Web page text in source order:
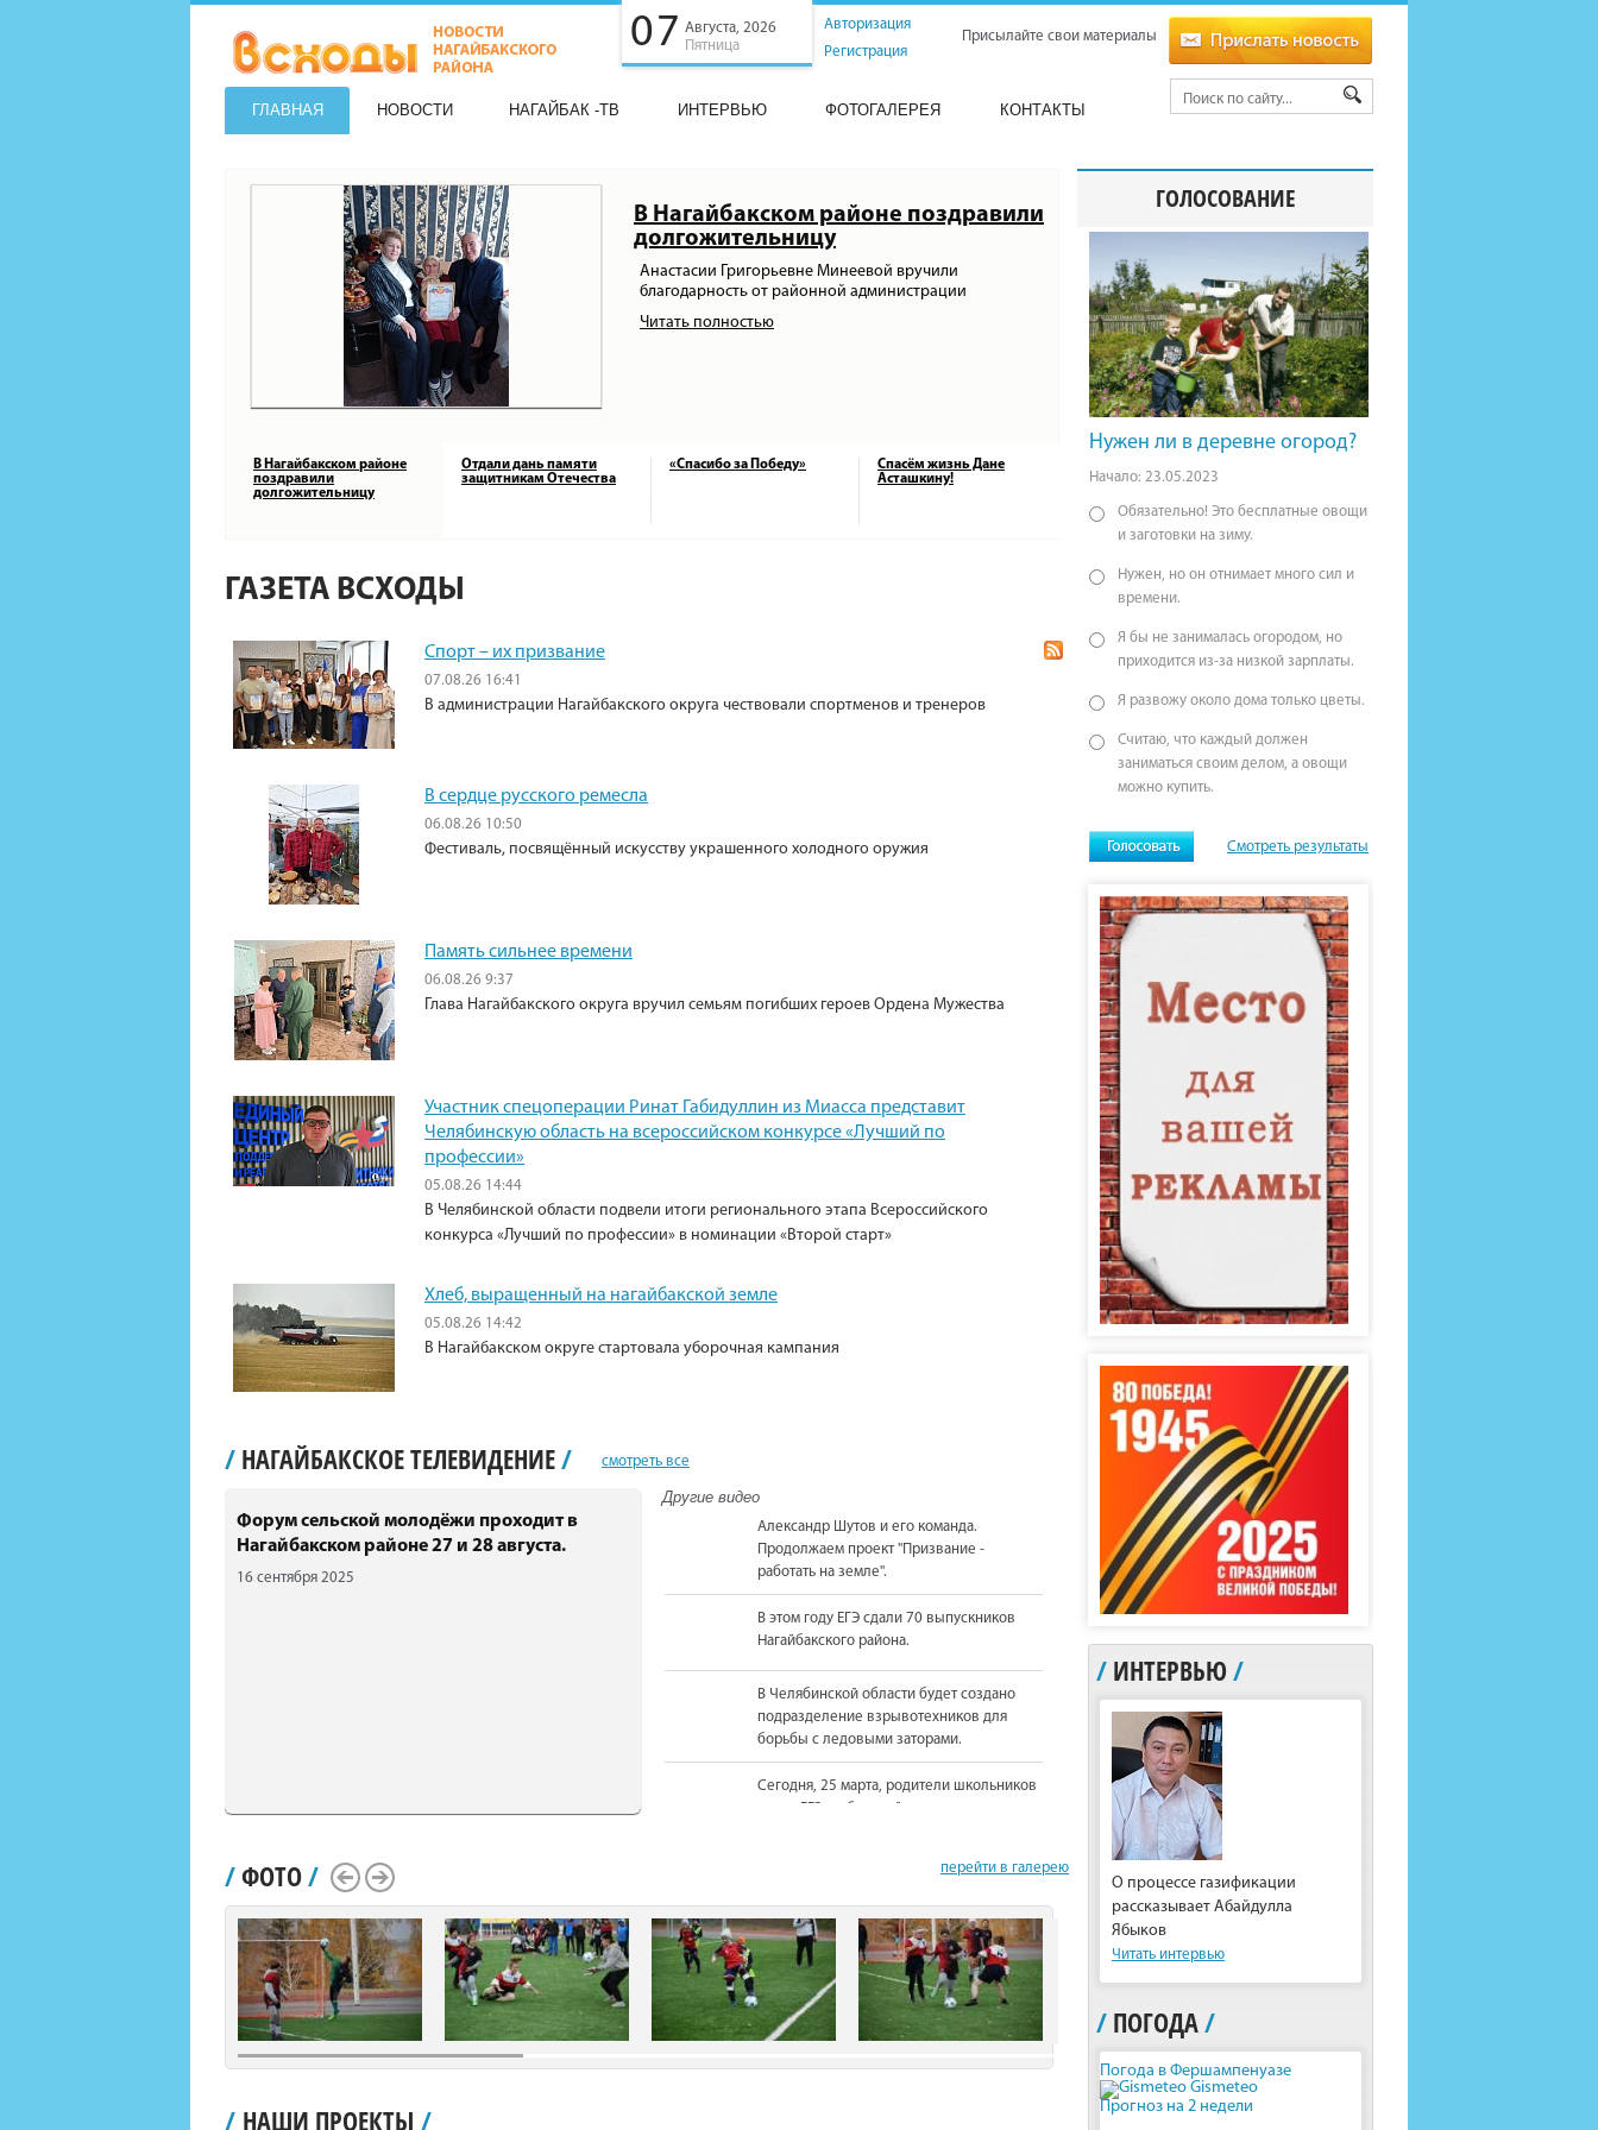
07 Августа, 2026
Пятница
Авторизация
Регистрация
Присылайте свои материалы
ГЛАВНАЯ НОВОСТИ НАГАЙБАК -ТВ ИНТЕРВЬЮ ФОТОГАЛЕРЕЯ КОНТАКТЫ
В Нагайбакском районе поздравили
долгожительницу
Анастасии Григорьевне Минеевой вручили
благодарность от районной администрации
Читать полностью
В Нагайбакском районе
поздравили
долгожительницу
Отдали дань памяти
защитникам Отечества
«Спасибо за Победу»
Спасём жизнь Дане
Асташкину!
ГАЗЕТА ВСХОДЫ
Спорт – их призвание
07.08.26 16:41
В администрации Нагайбакского округа чествовали спортменов и тренеров
В сердце русского ремесла
06.08.26 10:50
Фестиваль, посвящённый искусству украшенного холодного оружия
Память сильнее времени
06.08.26 9:37
Глава Нагайбакского округа вручил семьям погибших героев Ордена Мужества
Участник спецоперации Ринат Габидуллин из Миасса представит
Челябинскую область на всероссийском конкурсе «Лучший по
профессии»
05.08.26 14:44
В Челябинской области подвели итоги регионального этапа Всероссийского
конкурса «Лучший по профессии» в номинации «Второй старт»
Хлеб, выращенный на нагайбакской земле
05.08.26 14:42
В Нагайбакском округе стартовала уборочная кампания
/ НАГАЙБАКСКОЕ ТЕЛЕВИДЕНИЕ/ смотреть все
Форум сельской молодёжи проходит в
Нагайбакском районе 27 и 28 августа.
16 сентября 2025
Другие видео
Александр Шутов и его команда.
Продолжаем проект "Призвание -
работать на земле".
В этом году ЕГЭ сдали 70 выпускников
Нагайбакского района.
В Челябинской области будет создано
подразделение взрывотехников для
борьбы с ледовыми заторами.
Сегодня, 25 марта, родители школьников
сдали ЕГЭ по базовой математике.
На должность Уполномоченного по
вновь назначена Юлия Сударенко
Юные читатели приняли участие в
чемпионате по чтению вслух.
В Нагайбакском районе установлен
/ФОТО/ перейти в галерею
Scroll LeftScroll Right
/ НАШИ ПРОЕКТЫ /
ГОЛОСОВАНИЕ
Нужен ли в деревне огород?
Начало: 23.05.2023
Обязательно! Это бесплатные овощи
и заготовки на зиму.
Нужен, но он отнимает много сил и
времени.
Я бы не занималась огородом, но
приходится из-за низкой зарплаты.
Я развожу около дома только цветы.
Считаю, что каждый должен
заниматься своим делом, а овощи
можно купить.
Смотреть результаты
/ ИНТЕРВЬЮ /
О процессе газификации
рассказывает Абайдулла
Ябыков
Читать интервью
/ ПОГОДА/
Погода в Фершампенуазе
Gismeteo
Прогноз на 2 недели